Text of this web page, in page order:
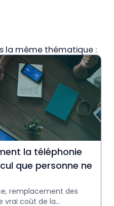
la même thématique :
la téléphonie
que personne ne
remplacement des
vrai coût de la